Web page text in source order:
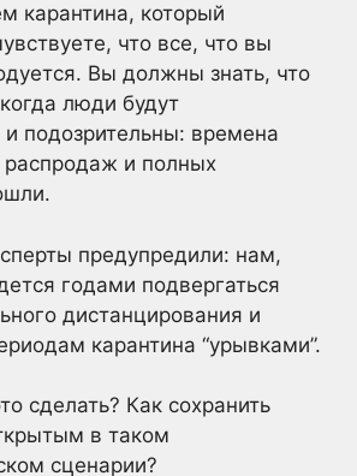
карантина, который
что все, что вы
Вы должны знать, что
люди будут
подозрительны: времена
и полных
предупредили: нам,
годами подвергаться
дистанцирования и
карантина “урывками”.
сделать? Как сохранить
в таком
сценарии?